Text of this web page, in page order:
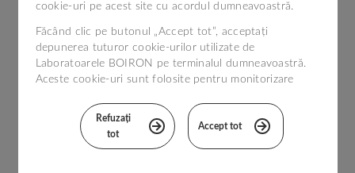
cookie-uri pe acest site cu acordul dumneavoastră.
Făcând clic pe butonul „Accept tot”, acceptați
depunerea tuturor cookie-urilor utilizate de
Laboratoarele BOIRON pe terminalul dumneavoastră.
Aceste cookie-uri sunt folosite pentru monitorizare
vizita dumneavoastră pe site-ul nostru.
Puteți configura alegerile în funcție de cookie-uri
făcând clic pe „Personalizați” sau să le refuzați
Refuzați
tot
Accept tot